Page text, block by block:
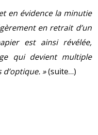
en évidence la minutie
en retrait d’un
est ainsi révélée,
qui devient multiple
»(suite…)